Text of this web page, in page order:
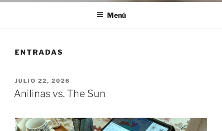
Menú
ENTRADAS
PUBLICADO
EL
JULIO 22, 2026
Anilinas vs. The Sun